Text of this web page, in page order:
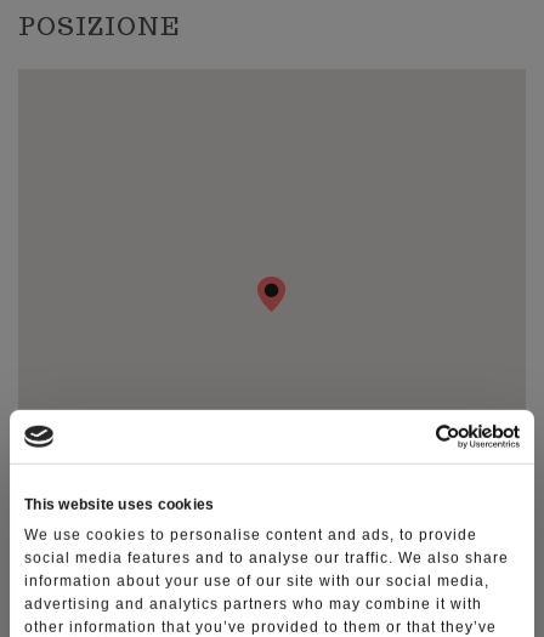
This website uses cookies
We use cookies to personalise content and ads, to provide
social media features and to analyse our traffic. We also share
information about your use of our site with our social media,
advertising and analytics partners who may combine it with
other information that you’ve provided to them or that they’ve
Velo Veronese
POSIZIONE
TAG